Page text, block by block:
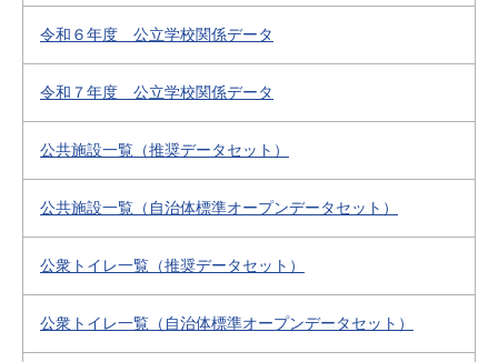
令和６年度 公立学校関係データ
令和７年度 公立学校関係データ
公共施設一覧（推奨データセット）
公共施設一覧（自治体標準オープンデータセット）
公衆トイレ一覧（推奨データセット）
公衆トイレ一覧（自治体標準オープンデータセット）